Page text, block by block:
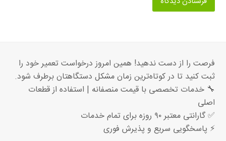
فرصت را از دست ندهید! همین امروز درخواست تعمیر خود را
ثبت کنید تا در کوتاه‌ترین زمان مشکل دستگاهتان برطرف شود.
🔧 خدمات تخصصی با قیمت منصفانه | استفاده از قطعات
اصلی
✅ گارانتی معتبر ۹۰ روزه برای تمام خدمات
⚡ پاسخگویی سریع و پذیرش فوری